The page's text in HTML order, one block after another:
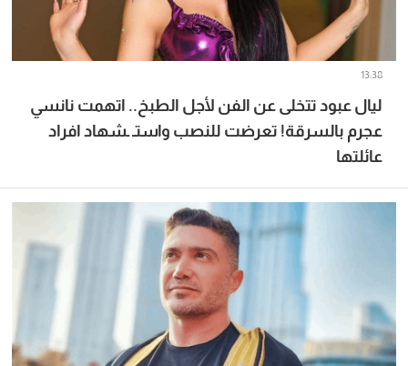
ليال عبود تتخلى عن الفن لأجل الطبخ.. اتهمت نانسي
عجرم بالسرقة! تعرضت للنصب واستـ ـشهاد افراد
عائلتها
13:38